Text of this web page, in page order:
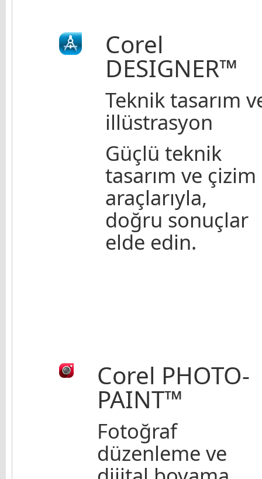
Corel
DESIGNER™
Teknik tasarım
illüstrasyon
Güçlü teknik
tasarım ve çizim
araçlarıyla,
doğru sonuçlar
elde edin.
Corel PHOTO-
PAINT™
Fotoğraf
düzenleme ve